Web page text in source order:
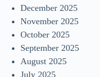
December 2025
November 2025
October 2025
September 2025
August 2025
July 2025